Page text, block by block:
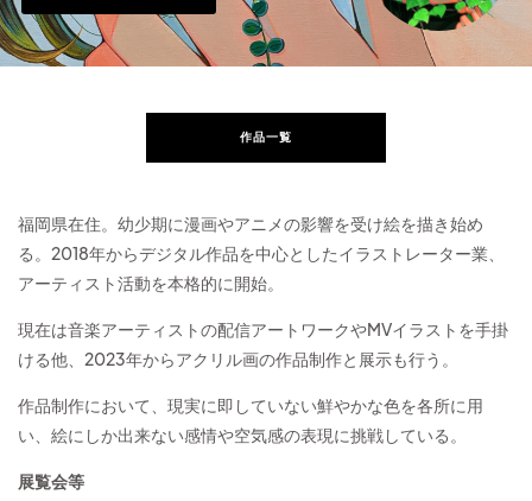
作品一覧
福岡県在住。幼少期に漫画やアニメの影響を受け絵を描き始め
る。2018年からデジタル作品を中心としたイラストレーター業、
アーティスト活動を本格的に開始。
現在は音楽アーティストの配信アートワークやMVイラストを手掛
ける他、2023年からアクリル画の作品制作と展示も行う。
作品制作において、現実に即していない鮮やかな色を各所に用
い、絵にしか出来ない感情や空気感の表現に挑戦している。
展覧会等